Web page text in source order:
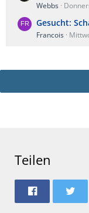
Webbs
Gesucht:
Francois
Teilen